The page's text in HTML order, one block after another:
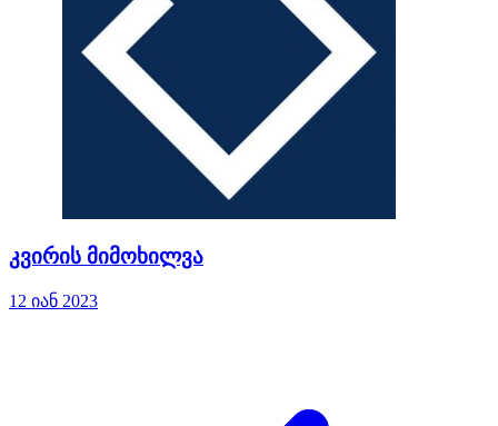
კვირის მიმოხილვა
12 იან 2023